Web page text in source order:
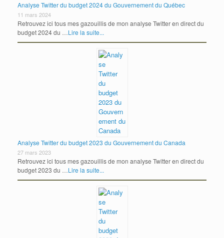
Analyse Twitter du budget 2024 du Gouvernement du Québec
11 mars 2024
Retrouvez ici tous mes gazouillis de mon analyse Twitter en direct du
budget 2024 du …Lire la suite...
Analyse Twitter du budget 2023 du Gouvernement du Canada
27 mars 2023
Retrouvez ici tous mes gazouillis de mon analyse Twitter en direct du
budget 2023 du …Lire la suite...